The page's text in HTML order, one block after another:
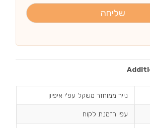
שליחה
נייר ממוחזר משקל עפ'י איפיון
עפי הזמנת לקוח